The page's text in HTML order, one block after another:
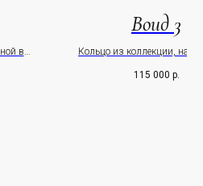
в
Воид 3
Кольцо из коллекции,
Kaori
115 000 р.
о наших